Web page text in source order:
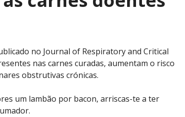
no Journal of Respiratory and Critical
nas carnes curadas, aumentam o risco
obstrutivas crónicas.
um lambão por bacon, arriscas-te a ter